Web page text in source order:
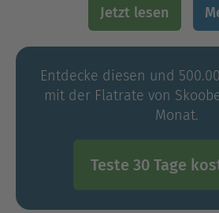
Jetzt lesen
Entdecke diesen und
mit der Flatrate von
Monat.
Teste 30 Tage